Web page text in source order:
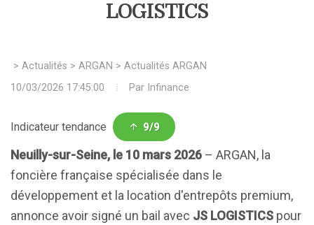
LOGISTICS
> Actualités > ARGAN > Actualités ARGAN
10/03/2026 17:45:00
Par Infinance
Indicateur tendance 9/9
Neuilly-sur-Seine, le 10 mars 2026 – ARGAN, la
foncière française spécialisée dans le
développement et la location d'entrepôts premium,
annonce avoir signé un bail avec JS LOGISTICS pour